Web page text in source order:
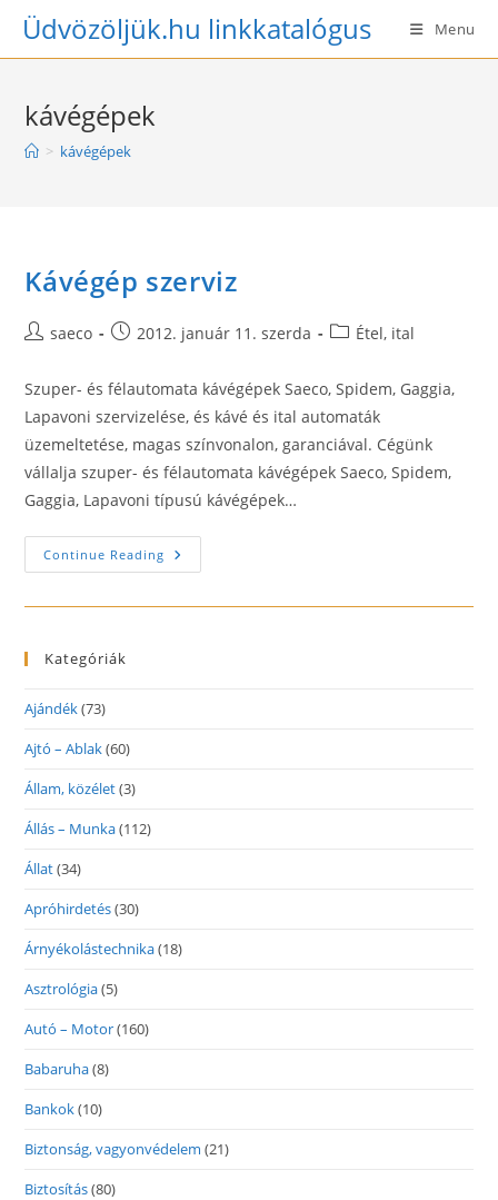
SkipÜdvözöljük.hu linkkatalógus Menu
kávégépek
> kávégépek
Kávégép szerviz
Postsaeco
Post2012. január 11. szerda
PostÉtel, ital
Szuper- és félautomata kávégépek Saeco, Spidem, Gaggia,
Lapavoni szervizelése, és kávé és ital automaták
üzemeltetése, magas színvonalon, garanciával. Cégünk
vállalja szuper- és félautomata kávégépek Saeco, Spidem,
Gaggia, Lapavoni típusú kávégépek…
Continue Reading Kávégép
Szerviz
Kategóriák
Ajándék(73)
Ajtó – Ablak(60)
Állam, közélet(3)
Állás – Munka(112)
Állat(34)
Apróhirdetés(30)
Árnyékolástechnika(18)
Asztrológia(5)
Autó – Motor(160)
Babaruha(8)
Bankok(10)
Biztonság, vagyonvédelem (21)
Biztosítás(80)